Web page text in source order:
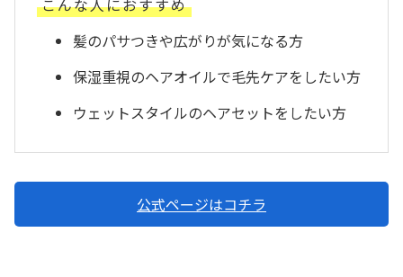
こんな人におすすめ
髪のパサつきや広がりが気になる方
保湿重視のヘアオイルで毛先ケアをしたい方
ウェットスタイルのヘアセットをしたい方
公式ページはコチラ